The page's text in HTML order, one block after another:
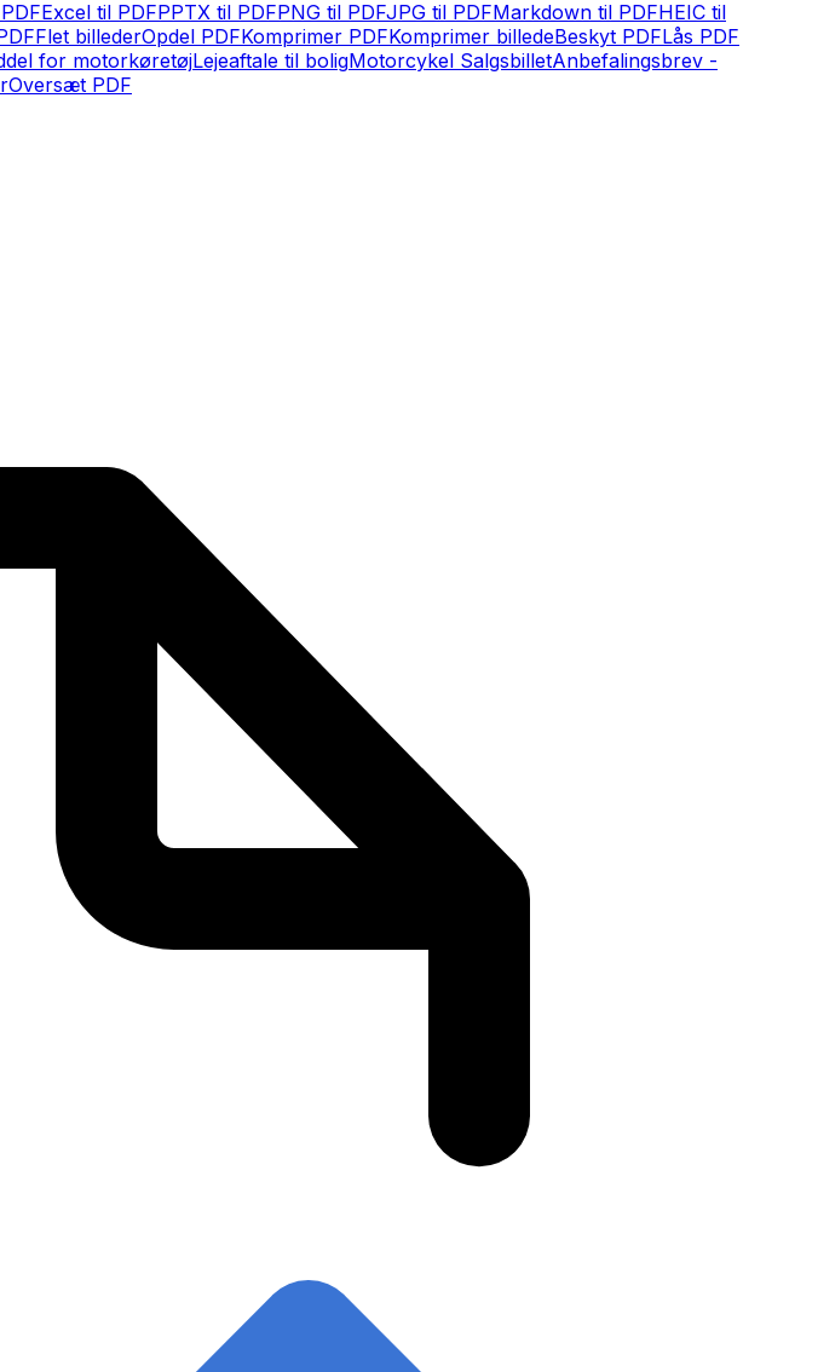
Excel til PDFPPTX til PDFPNG til PDFJPG til PDFMarkdown til PDFHEIC til
Flet billederOpdel PDFKomprimer PDFKomprimer billedeBeskyt PDFLås PDF
for motorkøretøjLejeaftale til boligMotorcykel SalgsbilletAnbefalingsbrev -
Oversæt PDF